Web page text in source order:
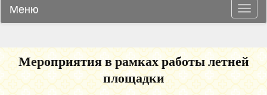
Меню
Мероприятия в рамках работы летней
площадки